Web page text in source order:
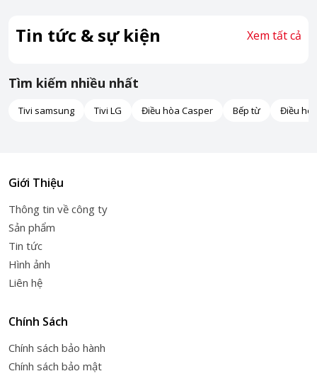
Tin tức & sự kiện Xem tất cả
Tìm kiếm nhiều nhất
Tivi samsung Tivi LG Điều hòa Casper Bếp từ Điều
Giới Thiệu
Thông tin về công ty
Sản phẩm
Tin tức
Hình ảnh
Liên hệ
Chính Sách
Chính sách bảo hành
Chính sách bảo mật